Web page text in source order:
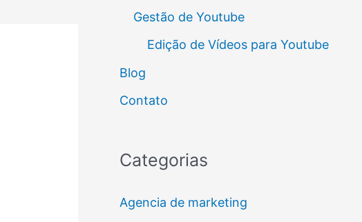
Gestão de Youtube
Edição de Vídeos para Youtube
Blog
Contato
Categorias
Agencia de marketing